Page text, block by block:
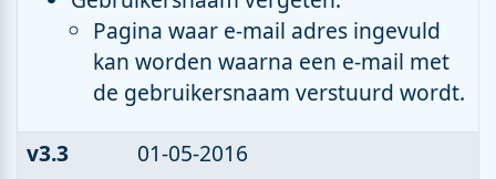
Pagina waar e-mail adres ingevuld
kan worden waarna een e-mail met
de gebruikersnaam verstuurd wordt.
v3.3
01-05-2016